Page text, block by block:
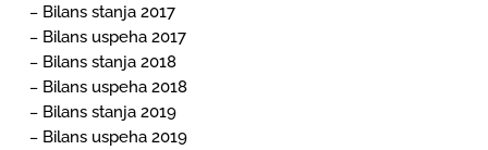
– Bilans stanja 2017
– Bilans uspeha 2017
– Bilans stanja 2018
– Bilans uspeha 2018
– Bilans stanja 2019
– Bilans uspeha 2019